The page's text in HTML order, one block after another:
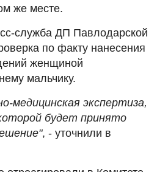
же месте.
служба ДП Павлодарской
по факту нанесения
женщиной
мальчику.
медицинская экспертиза,
будет принято
, - уточнили в